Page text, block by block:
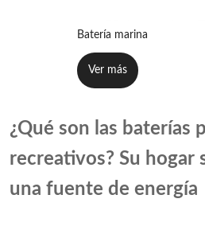
Batería marina
Ver más
¿Qué son las baterías
recreativos? Su hogar
una fuente de energía